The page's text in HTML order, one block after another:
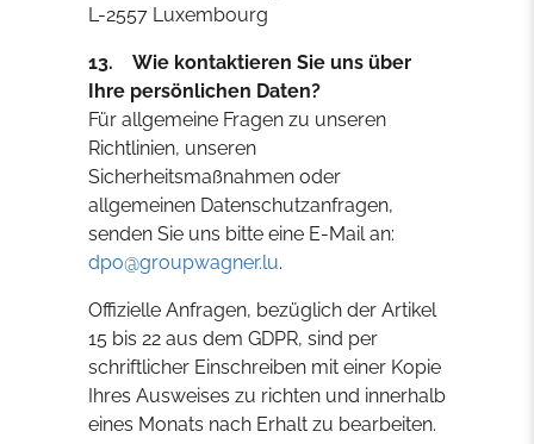
L-2557 Luxembourg
13. Wie kontaktieren Sie uns über
Ihre persönlichen Daten?
Für allgemeine Fragen zu unseren
Richtlinien, unseren
Sicherheitsmaßnahmen oder
allgemeinen Datenschutzanfragen,
senden Sie uns bitte eine E-Mail an:
dpo@groupwagner.lu.
Offizielle Anfragen, bezüglich der Artikel
15 bis 22 aus dem GDPR, sind per
schriftlicher Einschreiben mit einer Kopie
Ihres Ausweises zu richten und innerhalb
eines Monats nach Erhalt zu bearbeiten.